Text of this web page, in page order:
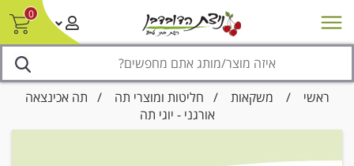
0
מבצעים סניפים צור קשר/ביטול הזמנה
ראשי / משקאות / חליטות ומוצרי תה / תה אכינצאה
אורגני - יוגי תה